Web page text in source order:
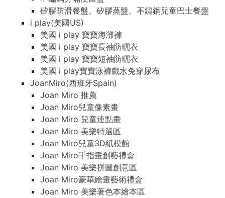
矽膠防滑餐盤、矽膠蒸盤、不鏽鋼兒童巴士餐盤
i play(美國US)
美國 i play 寶寶海灘褲
美國 i play 寶寶長袖防曬衣
美國 i play 寶寶短袖防曬衣
美國 i play寶寶泳褲戲水免穿尿布
JoanMiro(西班牙Spain)
Joan Miro 推薦
Joan Miro兒童像素畫
Joan Miro 兒童連點畫
Joan Miro 美樂特選區
Joan Miro兒童3D紙模館
Joan Miro手指畫創藝禮盒
Joan Miro 美樂拼圖創意區
Joan Miro豪華繪畫藝術禮盒
Joan Miro 美樂著色本繪本區